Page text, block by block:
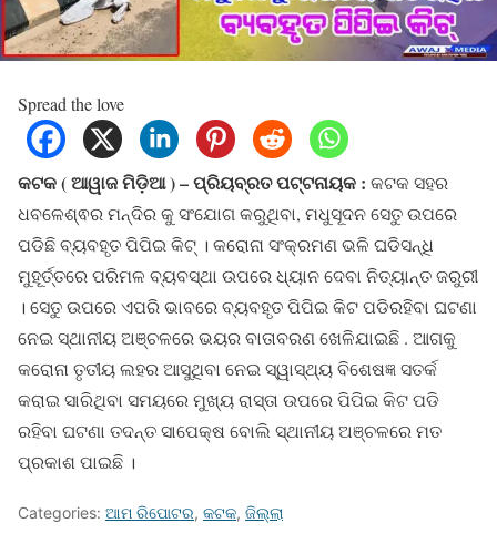
Spread the love
କଟକ ( ଆୱାଜ ମିଡ଼ିଆ ) – ପ୍ରିୟବ୍ରତ ପଟ୍ଟନାୟକ : କଟକ ସହର
ଧବଳେଶ୍ଵର ମନ୍ଦିର କୁ ସଂଯୋଗ କରୁଥିବା, ମଧୁସୂଦନ ସେତୁ ଉପରେ
ପଡିଛି ବ୍ୟବହୃତ ପିପିଇ କିଟ୍ । କରୋନା ସଂକ୍ରମଣ ଭଳି ଘଡିସନ୍ଧି
ମୁହୂର୍ତ୍ତରେ ପରିମଳ ବ୍ୟବସ୍ଥା ଉପରେ ଧ୍ୟାନ ଦେବା ନିତ୍ୟାନ୍ତ ଜରୁରୀ
। ସେତୁ ଉପରେ ଏପରି ଭାବରେ ବ୍ୟବହୃତ ପିପିଇ କିଟ ପଡିରହିବା ଘଟଣା
ନେଇ ସ୍ଥାନୀୟ ଅଞ୍ଚଳରେ ଭୟର ବାତାବରଣ ଖେଳିଯାଇଛି . ଆଗକୁ
କରୋନା ତୃତୀୟ ଲହର ଆସୁଥିବା ନେଇ ସ୍ୱାସ୍ଥ୍ୟ ବିଶେଷଜ୍ଞ ସତର୍କ
କରାଇ ସାରିଥିବା ସମୟରେ ମୁଖ୍ୟ ରାସ୍ତା ଉପରେ ପିପିଇ କିଟ ପଡି
ରହିବା ଘଟଣା ତଦନ୍ତ ସାପେକ୍ଷ ବୋଲି ସ୍ଥାନୀୟ ଅଞ୍ଚଳରେ ମତ
ପ୍ରକାଶ ପାଇଛି ।
Categories: ଆମ ରିପୋଟର, କଟକ, ଜିଲ୍ଲା